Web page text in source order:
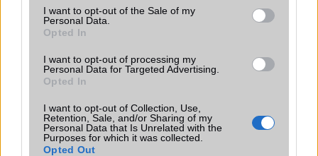
consent section.
I want to opt-out of the Sale of my
Personal Data.
Opted In
I want to opt-out of processing my
Personal Data for Targeted Advertising.
Opted In
I want to opt-out of Collection, Use,
Retention, Sale, and/or Sharing of my
Personal Data that Is Unrelated with the
Purposes for which it was collected.
Opted Out
Teleobjektívvel felszerelt flipes OnePlus
készül
A OnePlus 2023-ban felrázta az összecsukható piacot a
OnePlus Opennel, egy összecsukható kialakítású